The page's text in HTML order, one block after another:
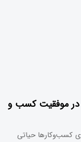
در موفقیت کسب و
کسب‌وکارها حیاتی